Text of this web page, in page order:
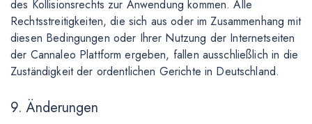
des Kollisionsrechts zur Anwendung kommen. Alle
Rechtsstreitigkeiten, die sich aus oder im Zusammenhang mit
diesen Bedingungen oder Ihrer Nutzung der Internetseiten
der Cannaleo Plattform ergeben, fallen ausschließlich in die
Zuständigkeit der ordentlichen Gerichte in Deutschland.
9. Änderungen